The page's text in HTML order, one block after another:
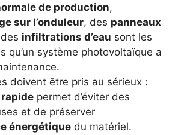
de production,
sur l’onduleur, des panneaux
infiltrations d’eau sont les
qu’un système photovoltaïque a
doivent être pris au sérieux :
permet d’éviter des
et de préserver
énergétique du matériel.